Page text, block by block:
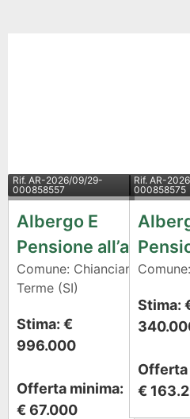
Rif. AR-2026/09/29-
000858557
Albergo E
Pensione all’asta
Comune: Chianciano
Terme (SI)
Stima: €
996.000
Offerta minima:
€ 67.000
Rif. AR-
000858575
Stima:
Offerta
€